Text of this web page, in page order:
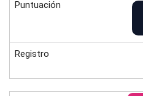
Puntuación
Registro